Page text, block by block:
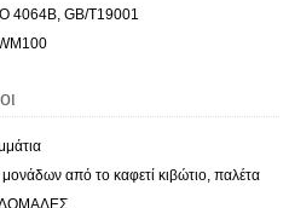
4064B, GB/T19001
από το καφετί κιβώτιο, παλέτα